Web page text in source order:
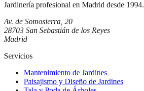
Jardinería profesional en Madrid desde 1994.
Av. de Somosierra, 20
28703 San Sebastián de los Reyes
Madrid
Servicios
Mantenimiento de Jardines
Paisajismo y Diseño de Jardines